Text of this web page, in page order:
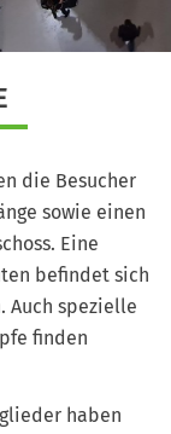
die Besucher
sowie einen
Eine
befindet sich
Auch spezielle
finden
haben